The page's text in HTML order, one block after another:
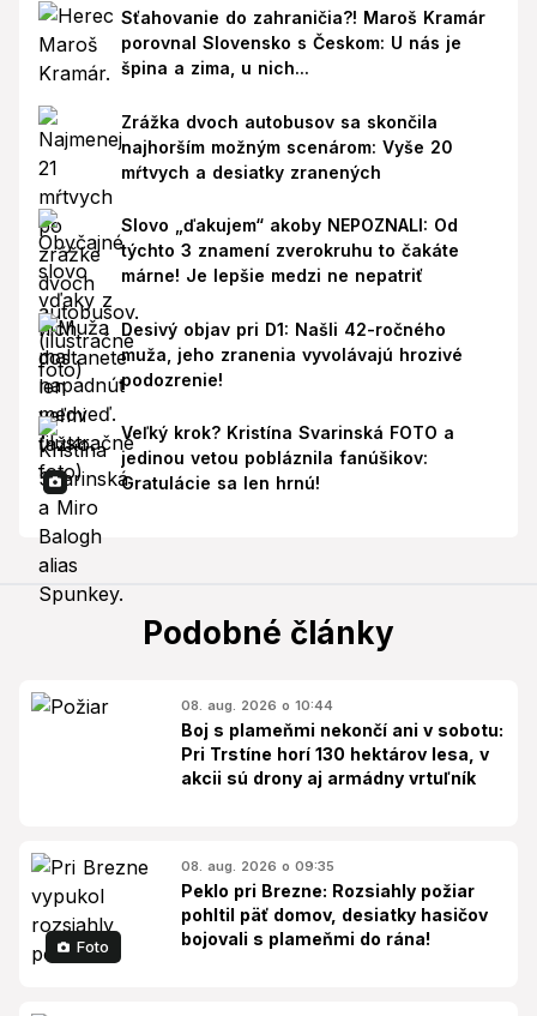
Sťahovanie do zahraničia?! Maroš Kramár
porovnal Slovensko s Českom: U nás je
špina a zima, u nich...
Zrážka dvoch autobusov sa skončila
najhorším možným scenárom: Vyše 20
mŕtvych a desiatky zranených
Slovo „ďakujem“ akoby NEPOZNALI: Od
týchto 3 znamení zverokruhu to čakáte
márne! Je lepšie medzi ne nepatriť
Desivý objav pri D1: Našli 42-ročného
muža, jeho zranenia vyvolávajú hrozivé
podozrenie!
Veľký krok? Kristína Svarinská FOTO a
jedinou vetou pobláznila fanúšikov:
Gratulácie sa len hrnú!
Podobné články
08. aug. 2026 o 10:44
Boj s plameňmi nekončí ani v sobotu:
Pri Trstíne horí 130 hektárov lesa, v
akcii sú drony aj armádny vrtuľník
Foto
08. aug. 2026 o 09:35
Peklo pri Brezne: Rozsiahly požiar
pohltil päť domov, desiatky hasičov
bojovali s plameňmi do rána!